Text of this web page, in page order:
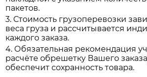
пакетов.
3. Стоимость грузоперевозки
веса груза и рассчитывается
каждого заказа.
4. Обязательная рекомендация
расчёте обрешетку Вашего
обеспечит сохранность товара.